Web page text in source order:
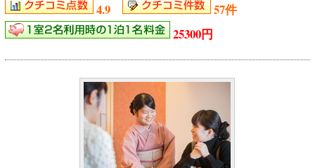
4.9
57件
25300円